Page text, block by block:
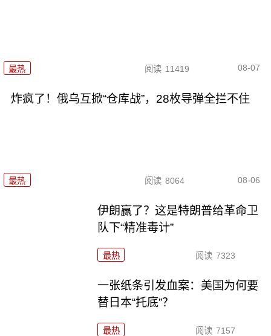
最热 阅读 11419 08-07
炸疯了！俄乌互掀“仓库战”，28枚导弹全拦不住
最热 阅读 8064 08-06
伊朗赢了？这是特朗普给革命卫
队下“精准毒计”
最热 阅读 7323
一张纸条引发血案：美国为何要
替日本“托底”？
最热 阅读 7157